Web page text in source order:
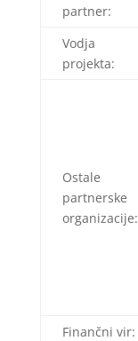
partner:
Vodja
projekta:
Ostale
partnerske
organizacije:
Finančni vir: